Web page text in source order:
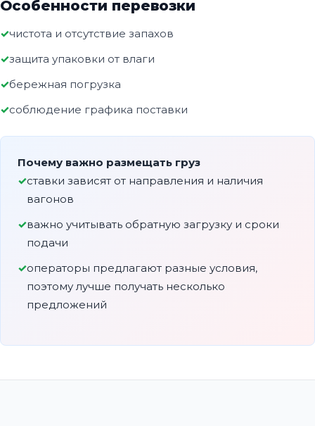
Особенности перевозки
чистота и отсутствие запахов
защита упаковки от влаги
бережная погрузка
соблюдение графика поставки
Почему важно размещать груз
ставки зависят от направления и наличия
вагонов
важно учитывать обратную загрузку и сроки
подачи
операторы предлагают разные условия,
поэтому лучше получать несколько
предложений